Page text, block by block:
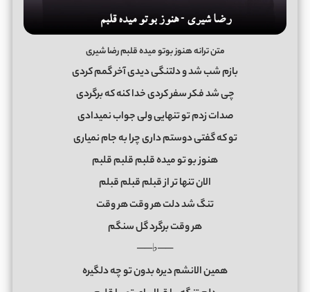
متن ترانه هنوز بوتو میده قلبم رضا شیری
بازم شب شد و دلتنگی دیدی آخر گمم کردی
چی شد فکر سفر کردی خدا کنه که برگردی
صدات زدم تو تنهایی ولی جواب نمیدادی
تو که گفتی دوستم داری چرا به جام نمیاری
ﻫﻨﻮز ﺑﻮ ﺗﻮ ﻣﻴﺪه ﻗﻠﺒﻢ ﻗﻠﺒﻢ ﻗﻠﺒﻢ
اﻟﺎن ﺗﻨﻬﺎ ﺗﺮ از ﻗﺒﻠﻢ ﻗﺒﻠﻢ ﻗﺒﻠﻢ
ﺗﻨﮓ ﺷﺪ دﻟﺖ ﻫﺮ وﻗﺖ ﻫﺮ وﻗﺖ
ﻫﺮ وﻗﺖ ﺑﺮﮔﺮد ﮔﻞ ﺳﻨﮕﻢ
──♭──
همین الانشم دیره بدون تو چه دلگیره